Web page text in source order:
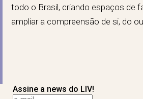
todo o Brasil, criando espaços de
ampliar a compreensão de si, do
Assine a news do LIV!